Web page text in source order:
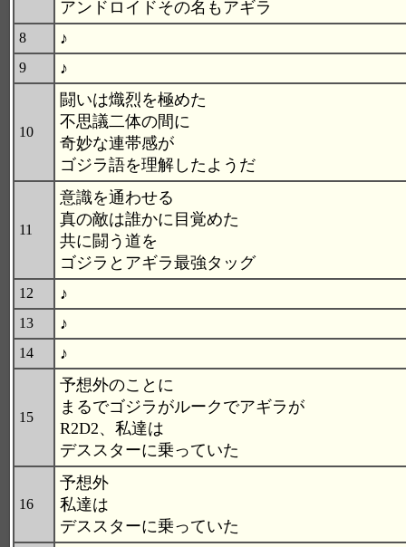
アンドロイドその名もアギラ
8 ♪
9 ♪
10
闘いは熾烈を極めた
不思議二体の間に
奇妙な連帯感が
ゴジラ語を理解したようだ
11
意識を通わせる
真の敵は誰かに目覚めた
共に闘う道を
ゴジラとアギラ最強タッグ
12 ♪
13 ♪
14 ♪
15
予想外のことに
まるでゴジラがルークでアギラが
R2D2、私達は
デススターに乗っていた
16
予想外
私達は
デススターに乗っていた